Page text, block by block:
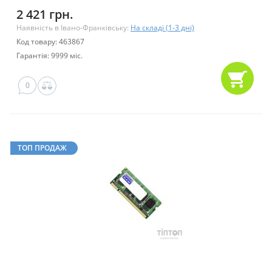
2 421 грн.
Наявність в Івано-Франківську: На складі (1-3 дні)
Код товару: 463867
Гарантія: 9999 міс.
0
ТОП ПРОДАЖ